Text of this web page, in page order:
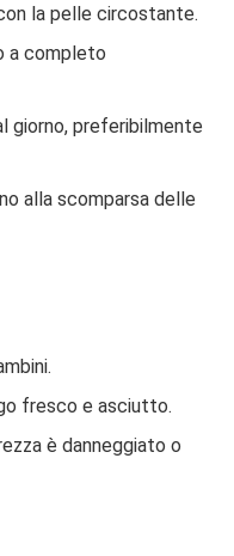
la pelle circostante.
a completo
giorno, preferibilmente
alla scomparsa delle
fresco e asciutto.
è danneggiato o